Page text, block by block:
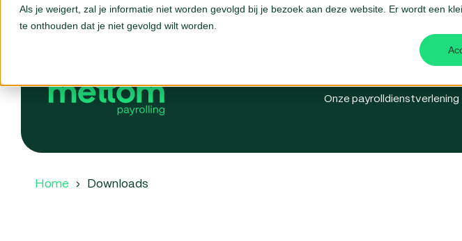
Als je weigert, zal je informatie niet worden gevolgd bij je bezoek aan deze website. Er wordt een
te onthouden dat je niet gevolgd wilt worden.
Onze payrolldienstverlening
Home Downloads